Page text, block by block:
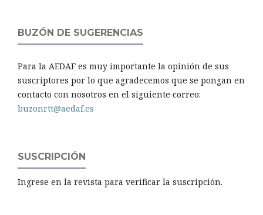
BUZÓN DE SUGERENCIAS
Para la AEDAF es muy importante la opinión de sus
suscriptores por lo que agradecemos que se pongan en
contacto con nosotros en el siguiente correo:
buzonrtt@aedaf.es
SUSCRIPCIÓN
Ingrese en la revista para verificar la suscripción.